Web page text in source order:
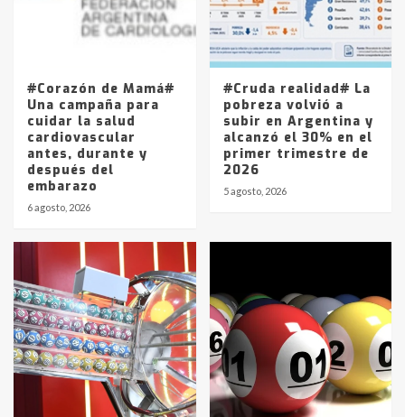
Los precios de los combustibles en
La Pampa, desde YPF hasta Axion
entre 857 a 1338 pesos
#Corazón de Mamá#
Una campaña para
cuidar la salud
cardiovascular
antes, durante y
después del
embarazo
6 agosto, 2026
#Cruda realidad# La
pobreza volvió a
subir en Argentina y
alcanzó el 30% en el
primer trimestre de
2026
5 agosto, 2026